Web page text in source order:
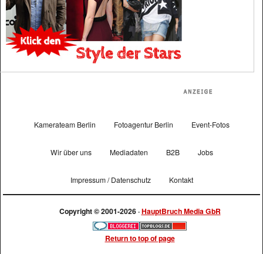
Kamerateam Berlin Fotoagentur Berlin Event-Fotos
Wir über uns Mediadaten B2B Jobs
Impressum / Datenschutz Kontakt
Copyright © 2001-2026 ·HauptBruch Media GbR
Return to top of page